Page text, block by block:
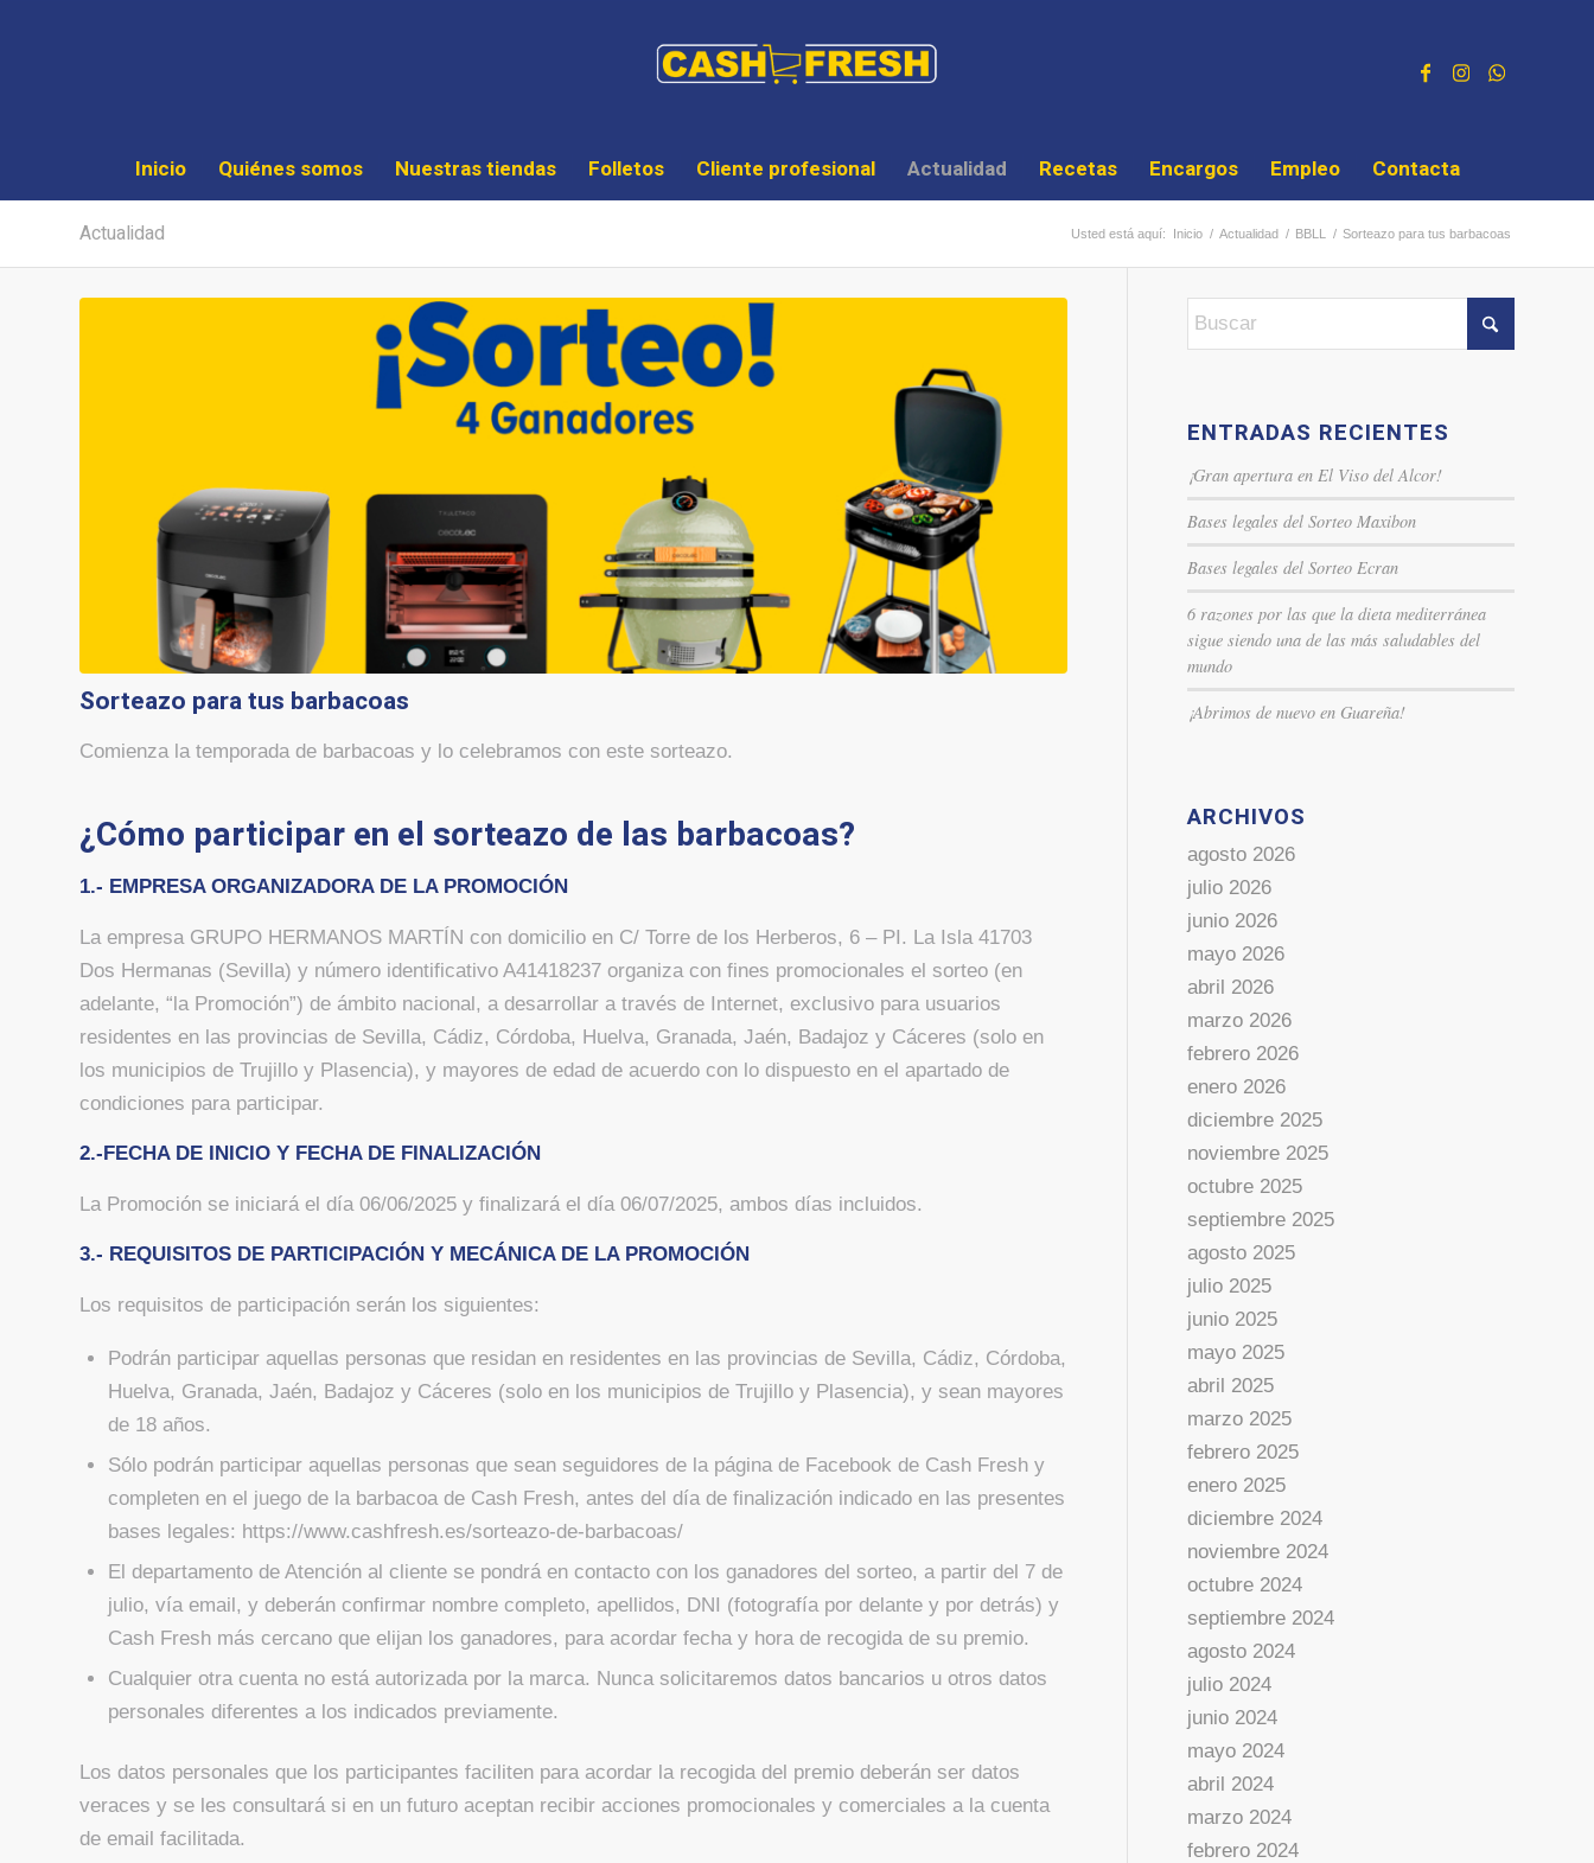
Inicio Quiénes somos Nuestras tiendas Folletos Cliente profesional Actualidad Recetas Encargos Empleo Contacta
Actualidad Usted está aquí: Inicio / Actualidad / BBLL / Sorteazo para tus barbacoas
Sorteazo para tus barbacoas
Comienza la temporada de barbacoas y lo celebramos con este sorteazo.
¿Cómo participar en el sorteazo de las barbacoas?
1.- EMPRESA ORGANIZADORA DE LA PROMOCIÓN
La empresa GRUPO HERMANOS MARTÍN con domicilio en C/ Torre de los Herberos, 6 – PI. La Isla 41703
Dos Hermanas (Sevilla) y número identificativo A41418237 organiza con fines promocionales el sorteo (en
adelante, “la Promoción”) de ámbito nacional, a desarrollar a través de Internet, exclusivo para usuarios
residentes en las provincias de Sevilla, Cádiz, Córdoba, Huelva, Granada, Jaén, Badajoz y Cáceres (solo en
los municipios de Trujillo y Plasencia), y mayores de edad de acuerdo con lo dispuesto en el apartado de
condiciones para participar.
2.-FECHA DE INICIO Y FECHA DE FINALIZACIÓN
La Promoción se iniciará el día 06/06/2025 y finalizará el día 06/07/2025, ambos días incluidos.
3.- REQUISITOS DE PARTICIPACIÓN Y MECÁNICA DE LA PROMOCIÓN
Los requisitos de participación serán los siguientes:
Podrán participar aquellas personas que residan en residentes en las provincias de Sevilla, Cádiz, Córdoba,
Huelva, Granada, Jaén, Badajoz y Cáceres (solo en los municipios de Trujillo y Plasencia), y sean mayores
de 18 años.
Sólo podrán participar aquellas personas que sean seguidores de la página de Facebook de Cash Fresh y
completen en el juego de la barbacoa de Cash Fresh, antes del día de finalización indicado en las presentes
bases legales: https://www.cashfresh.es/sorteazo-de-barbacoas/
El departamento de Atención al cliente se pondrá en contacto con los ganadores del sorteo, a partir del 7 de
julio, vía email, y deberán confirmar nombre completo, apellidos, DNI (fotografía por delante y por detrás) y
Cash Fresh más cercano que elijan los ganadores, para acordar fecha y hora de recogida de su premio.
Cualquier otra cuenta no está autorizada por la marca. Nunca solicitaremos datos bancarios u otros datos
personales diferentes a los indicados previamente.
Los datos personales que los participantes faciliten para acordar la recogida del premio deberán ser datos
veraces y se les consultará si en un futuro aceptan recibir acciones promocionales y comerciales a la cuenta
de email facilitada.
ENTRADAS RECIENTES
¡Gran apertura en El Viso del Alcor!
Bases legales del Sorteo Maxibon
Bases legales del Sorteo Ecran
6 razones por las que la dieta mediterránea
sigue siendo una de las más saludables del
mundo
¡Abrimos de nuevo en Guareña!
ARCHIVOS
agosto 2026
julio 2026
junio 2026
mayo 2026
abril 2026
marzo 2026
febrero 2026
enero 2026
diciembre 2025
noviembre 2025
octubre 2025
septiembre 2025
agosto 2025
julio 2025
junio 2025
mayo 2025
abril 2025
marzo 2025
febrero 2025
enero 2025
diciembre 2024
noviembre 2024
octubre 2024
septiembre 2024
agosto 2024
julio 2024
junio 2024
mayo 2024
abril 2024
marzo 2024
febrero 2024